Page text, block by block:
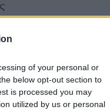
of your personal or
below opt-out section to
is processed you may
utilized by us or personal
Χίου.
που
με τις